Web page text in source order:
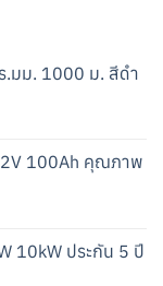
.มม. 1000 ม. สีดำ
100Ah คุณภาพ
10kW ประกัน 5 ปี